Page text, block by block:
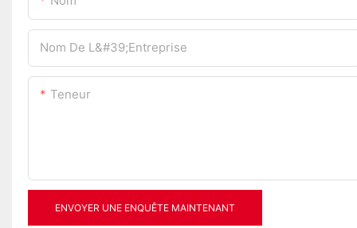
Nom De L&#39;entreprise
Teneur
ENVOYER UNE ENQUÊTE MAINTENANT